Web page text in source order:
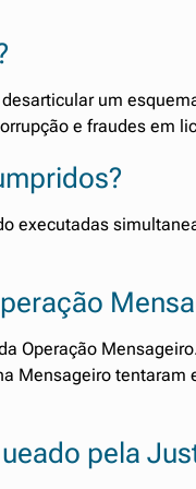
um
e fraudes em
executadas
Operação
Mensageiro tentaram
pela